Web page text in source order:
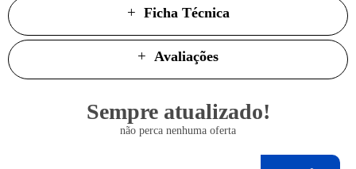
Ficha Técnica
Avaliações
Sempre atualizado!
não perca nenhuma oferta